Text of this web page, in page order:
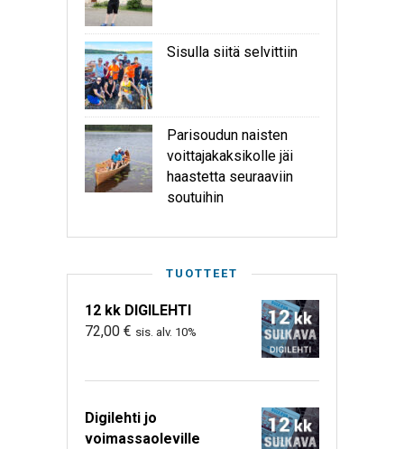
Sisulla siitä selvittiin
Parisoudun naisten
voittajakaksikolle jäi
haastetta seuraaviin
soutuihin
TUOTTEET
12 kk DIGILEHTI
72,00 € sis. alv. 10%
Digilehti jo
voimassaoleville